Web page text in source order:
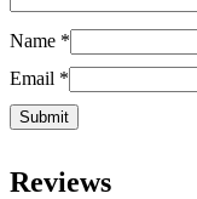
Name *
Email *
Reviews